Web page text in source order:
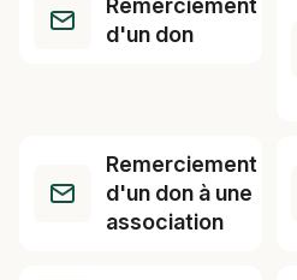
Remerciement
d'un don
Remerciement
d'un don à une
association